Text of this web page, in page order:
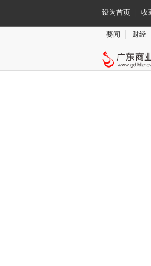
设为首页 收
要闻 财经